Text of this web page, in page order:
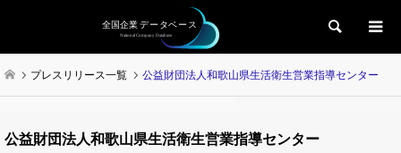
検索
プレスリリース一覧 公益財団法人和歌山県生活衛生営業指導センター
公益財団法人和歌山県生活衛生営業指導センター